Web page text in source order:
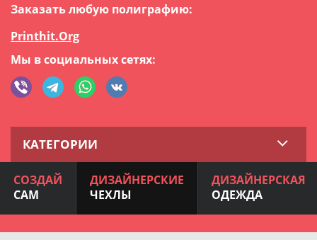
Заказать любую полиграфию:
Printhit.Org
Мы в социальных сетях:
КАТЕГОРИИ
СОЗДАЙ
САМ
ДИЗАЙНЕРСКИЕ
ЧЕХЛЫ
ДИЗАЙНЕРСКАЯ
ОДЕЖДА